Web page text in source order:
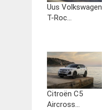
Uus Volkswagen
T-Roc...
Citroën C5
Aircross...